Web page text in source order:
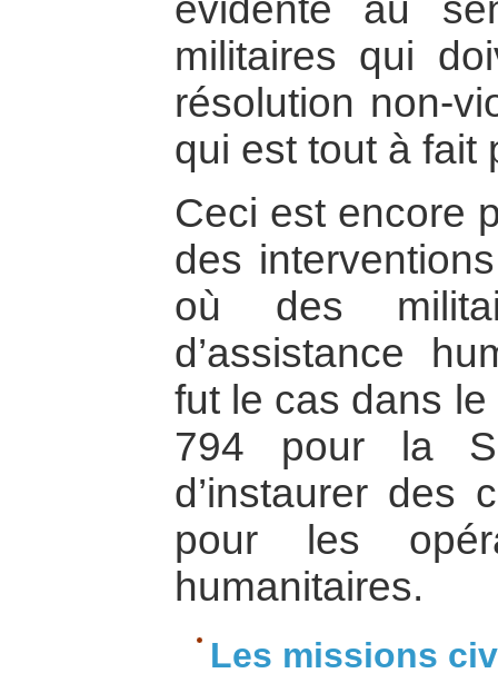
évidente au
militaires qui
résolution non-
qui est tout à fait
Ceci est encore
des
où des
d’assistance
fut le cas dans
794 pour la
d’instaurer des
pour les
humanitaires.
Les missions